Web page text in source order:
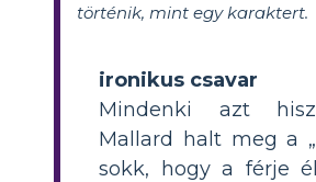
történik, mint egy karaktert.
ironikus csavar
Mindenki azt
Mallard halt meg a
sokk, hogy a férje